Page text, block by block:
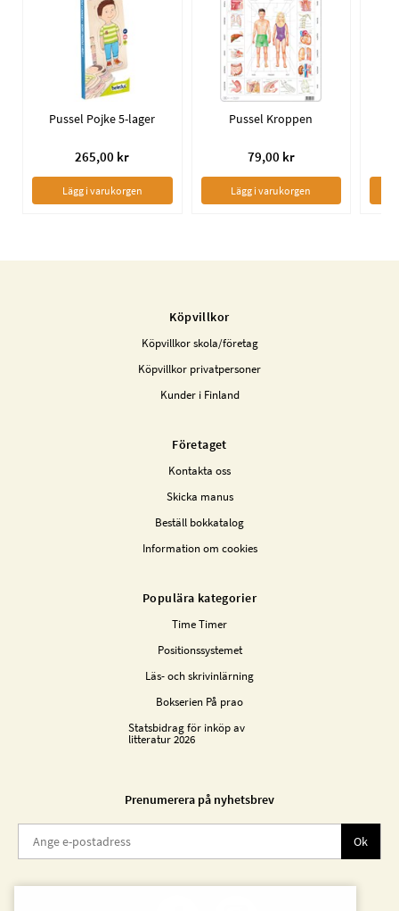
Pussel Pojke 5-lager
265,00 kr
Lägg i varukorgen
Pussel Kroppen
79,00 kr
Lägg i varukorgen
Köpvillkor
Köpvillkor skola/företag
Köpvillkor privatpersoner
Kunder i Finland
Företaget
Kontakta oss
Skicka manus
Beställ bokkatalog
Information om cookies
Populära kategorier
Time Timer
Positionssystemet
Läs- och skrivinlärning
Bokserien På prao
Statsbidrag för inköp av
litteratur 2026
Prenumerera på nyhetsbrev
Ok